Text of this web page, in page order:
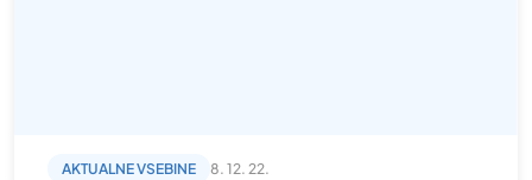
AKTUALNE VSEBINE 8. 12. 22.